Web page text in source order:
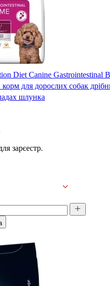
Diet Canine Gastrointestinal
для дорослих собак
шлунка
зарєестр.